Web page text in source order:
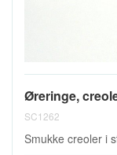
Øreringe,
SC1262
Smukke creoler i